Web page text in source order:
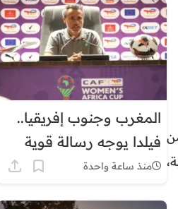
من
دائم
المغرب وجنوب إفريقيا..
فيلدا يوجه رسالة قوية
قبل ربع نهائي كأس
منذ ساعة واحدة